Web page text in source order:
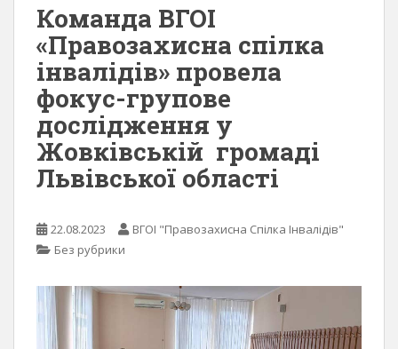
Команда ВГОI
«Правозахисна спілка
інвалідів» провела
фокус-групове
дослідження у
Жовківській громаді
Львівської області
22.08.2023
ВГОІ "Правозахисна Спілка Інвалідів"
Без рубрики